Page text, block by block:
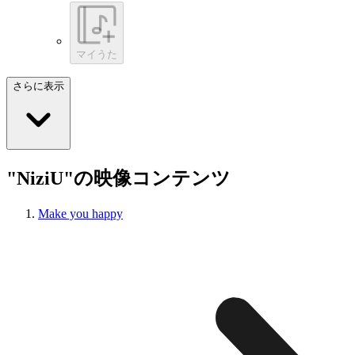
マイうた
さらに表示
"NiziU"の映像コンテンツ
Make you happy